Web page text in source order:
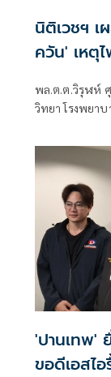
นิติเวชฯ
ควัน' เหตุ
พล.ต.ต.วิรุฬห์
วิทยา โรงพยา
ไหม้โรงเบียร์ย่
'ปานเทพ'
ขอดีเอสไ